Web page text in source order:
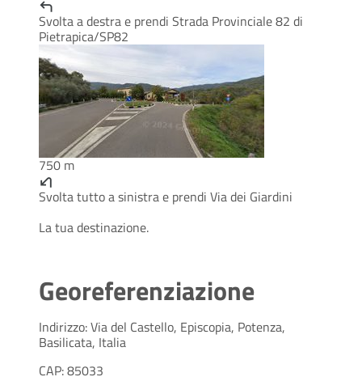
Svolta a destra e prendi Strada Provinciale 82 di
Pietrapica/SP82
750 m
Svolta tutto a sinistra e prendi Via dei Giardini
La tua destinazione.
Georeferenziazione
Indirizzo: Via del Castello, Episcopia, Potenza,
Basilicata, Italia
CAP: 85033